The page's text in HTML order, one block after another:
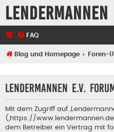
Lendermannen
FAQ
Blog und Homepage Foren-
Lendermannen e.V.
Mit dem Zugriff auf
(„https://
dem Betreiber ein Vertrag mit